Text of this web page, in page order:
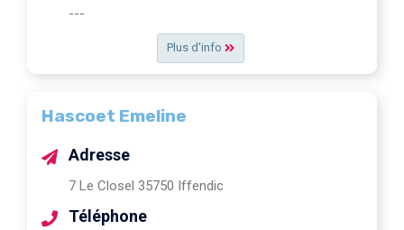
Plus d'info
---
Hascoet Emeline
Adresse
7 Le Closel 35750 Iffendic
Téléphone